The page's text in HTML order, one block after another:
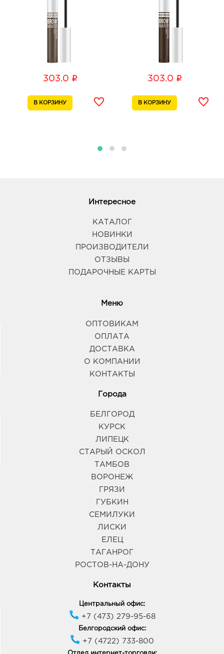
303.0 i 303.0 i
Интересное
КАТАЛОГ
НОВИНКИ
ПРОИЗВОДИТЕЛИ
ОТЗЫВЫ
ПОДАРОЧНЫЕ КАРТЫ
Меню
ОПТОВИКАМ
ОПЛАТА
ДОСТАВКА
О КОМПАНИИ
КОНТАКТЫ
Города
БЕЛГОРОД
КУРСК
ЛИПЕЦК
СТАРЫЙ ОСКОЛ
ТАМБОВ
ВОРОНЕЖ
ГРЯЗИ
ГУБКИН
СЕМИЛУКИ
ЛИСКИ
ЕЛЕЦ
ТАГАНРОГ
РОСТОВ-НА-ДОНУ
Контакты
Центральный офис:
+7 (473) 279-95-68
Белгородский офис:
+7 (4722) 733-800